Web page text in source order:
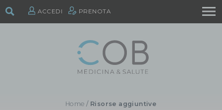
ACCEDI PRENOTA
Home / Risorse aggiuntive